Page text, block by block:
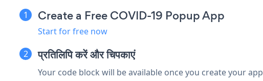
Create a Free COVID-19 Popup App
Start for free now
प्रतिलिपि करें और चिपकाएं
Your code block will be available once you create your app